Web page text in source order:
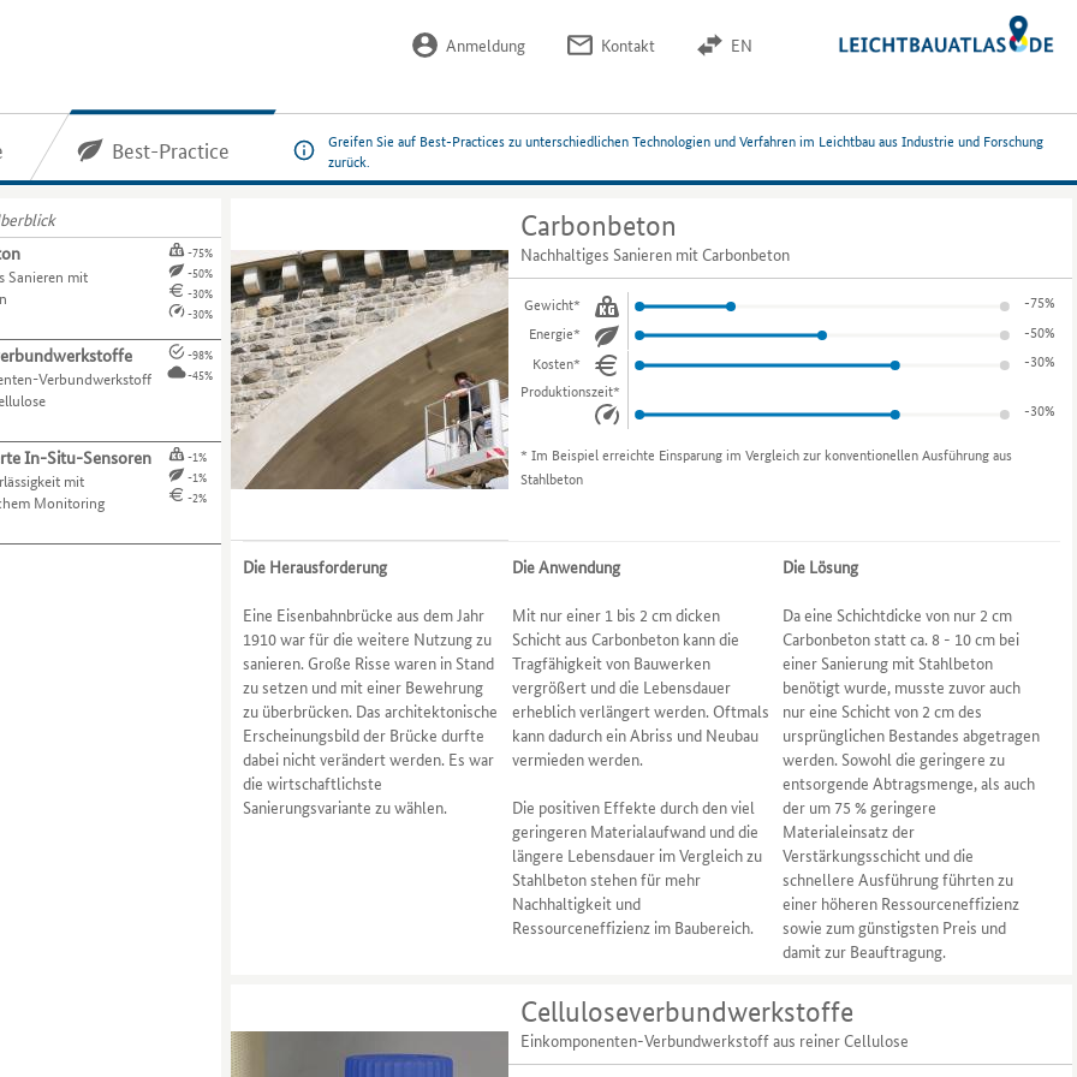
Best-Practice
Greifen Sie auf Best-Practices zu unterschiedlichen Technologien und Verfahren im Leichtbau aus Industrie und Forschung
zurück.
Anmeldung Kontakt EN
Sanieren mit
-75%
-50%
-30%
-30%
Verbundwerkstoff
-98%
-45%
In-Situ-Sensoren
mit
Monitoring
-1%
-1%
-2%
Carbonbeton
Nachhaltiges Sanieren mit Carbonbeton
Gewicht*
-75%
Energie*
-50%
Kosten*
-30%
Produktionszeit*
-30%
* Im Beispiel erreichte Einsparung im Vergleich zur konventionellen Ausführung aus
Stahlbeton
Die Herausforderung
Eine Eisenbahnbrücke aus dem Jahr
1910 war für die weitere Nutzung zu
sanieren. Große Risse waren in Stand
zu setzen und mit einer Bewehrung
zu überbrücken. Das architektonische
Erscheinungsbild der Brücke durfte
dabei nicht verändert werden. Es war
die wirtschaftlichste
Sanierungsvariante zu wählen.
Die Anwendung
Mit nur einer 1 bis 2 cm dicken
Schicht aus Carbonbeton kann die
Tragfähigkeit von Bauwerken
vergrößert und die Lebensdauer
erheblich verlängert werden. Oftmals
kann dadurch ein Abriss und Neubau
vermieden werden.
Die positiven Effekte durch den viel
geringeren Materialaufwand und die
längere Lebensdauer im Vergleich zu
Stahlbeton stehen für mehr
Nachhaltigkeit und
Ressourceneffizienz im Baubereich.
Die Lösung
Da eine Schichtdicke von nur 2 cm
Carbonbeton statt ca. 8 - 10 cm bei
einer Sanierung mit Stahlbeton
benötigt wurde, musste zuvor auch
nur eine Schicht von 2 cm des
ursprünglichen Bestandes abgetragen
werden. Sowohl die geringere zu
entsorgende Abtragsmenge, als auch
der um 75 % geringere
Materialeinsatz der
Verstärkungsschicht und die
schnellere Ausführung führten zu
einer höheren Ressourceneffizienz
sowie zum günstigsten Preis und
damit zur Beauftragung.
Celluloseverbundwerkstoffe
Einkomponenten-Verbundwerkstoff aus reiner Cellulose